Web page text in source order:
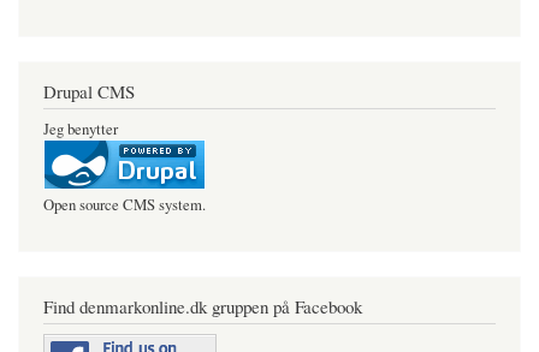
Drupal CMS
Jeg benytter
Open source CMS system.
Find denmarkonline.dk gruppen på Facebook